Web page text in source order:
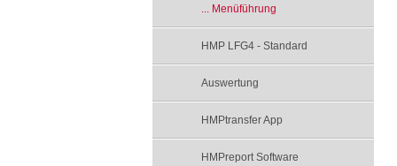
... Menüführung
HMP LFG4 - Standard
Auswertung
HMPtransfer App
HMPreport Software